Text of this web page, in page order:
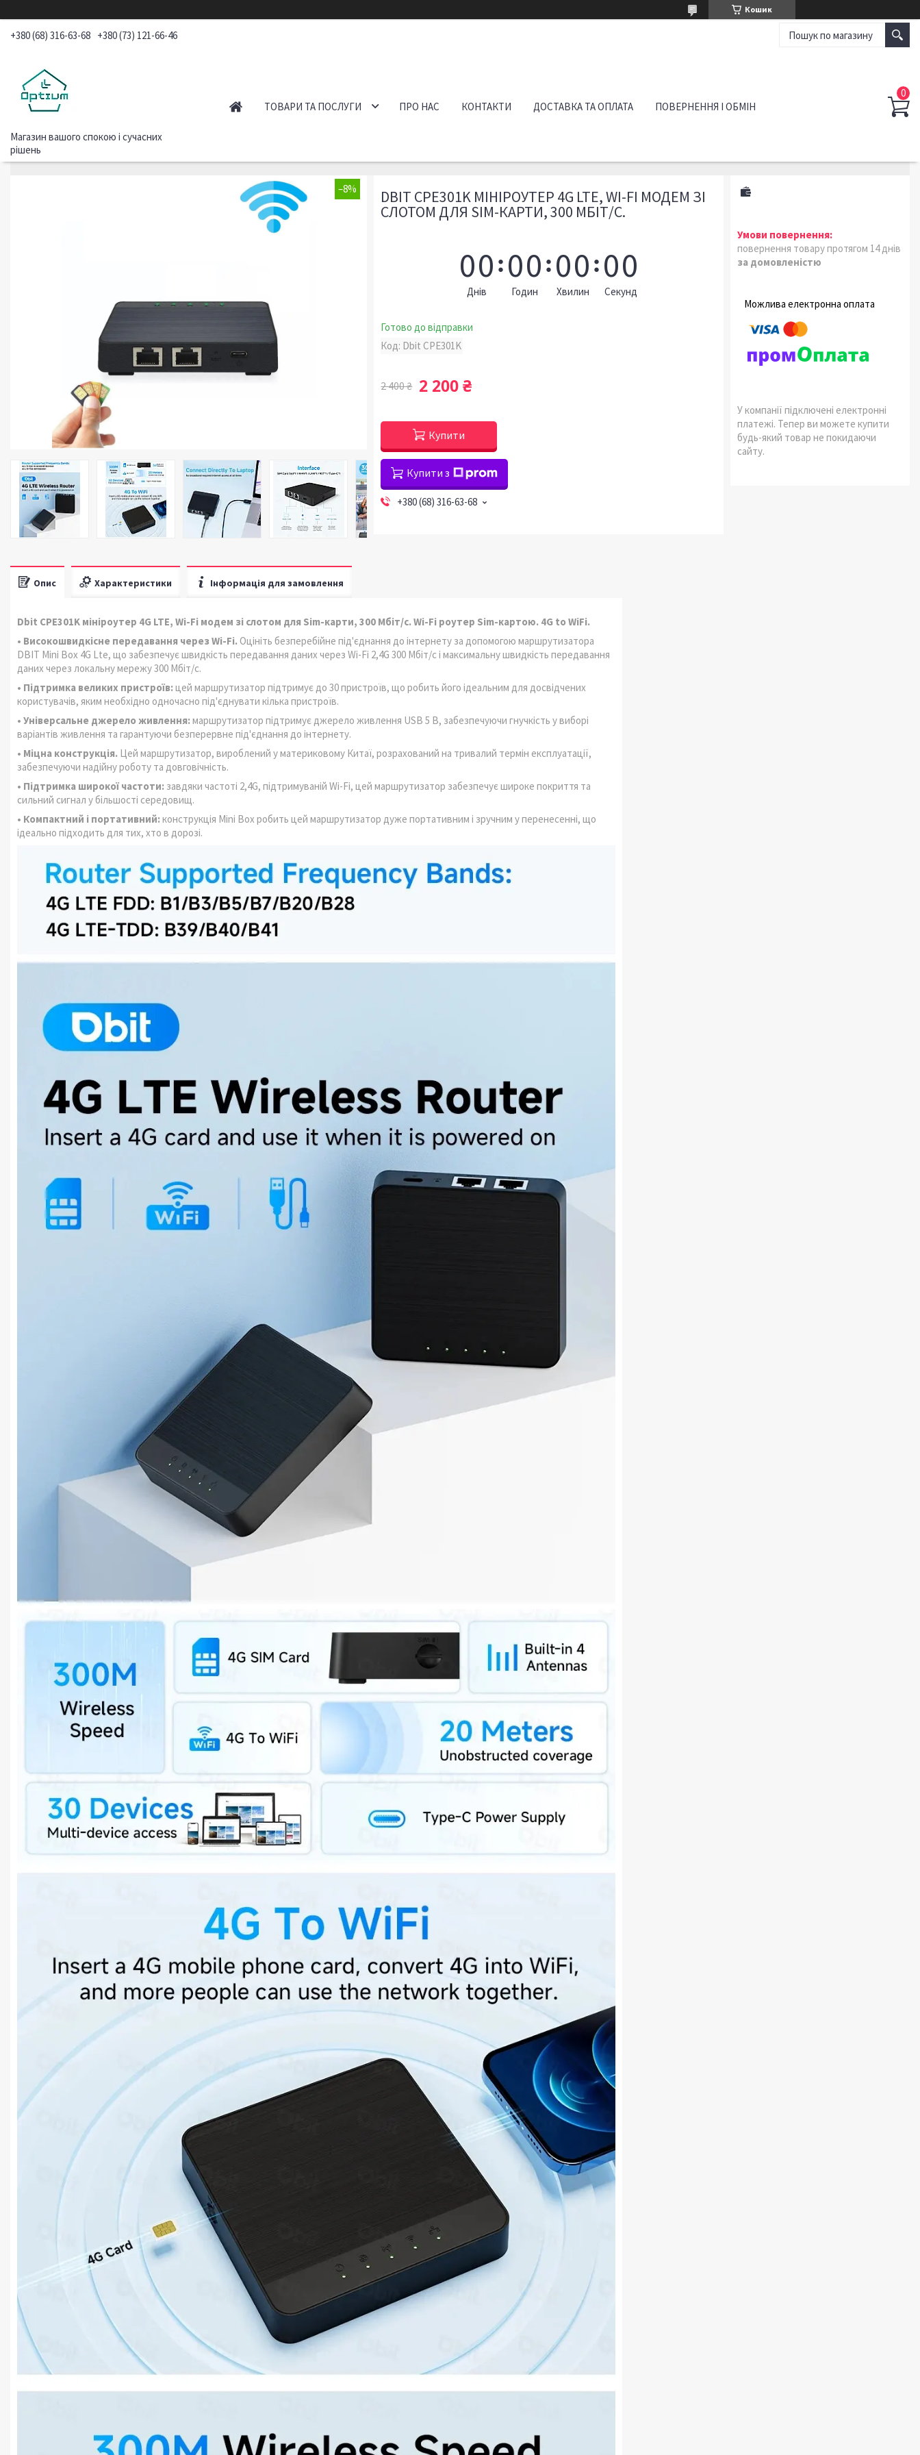
Кошик
+380 (68) 316-63-68 +380 (73) 121-66-46
Магазин вашого спокою і сучасних
рішень
ТОВАРИ ТА ПОСЛУГИ ПРО НАС КОНТАКТИ ДОСТАВКА ТА ОПЛАТА ПОВЕРНЕННЯ І ОБМІН
–8% DBIT CPE301K МІНІРОУТЕР 4G LTE, WI-FI МОДЕМ ЗІ
СЛОТОМ ДЛЯ SIM-КАРТИ, 300 МБІТ/С.
00
Днів
00
Годин
00
Хвилин
00
Секунд
Готово до відправки
Код: Dbit CPE301K
2 400 ₴ 2 200 ₴
Купити
Купити з
+380 (68) 316-63-68
повернення товару протягом 14 днів
за домовленістю
У компанії підключені електронні
платежі. Тепер ви можете купити
будь-який товар не покидаючи
сайту.
Опис Характеристики Інформація для замовлення
Dbit CPE301K мініроутер 4G LTE, Wi-Fi модем зі слотом для Sim-карти, 300 Мбіт/с. Wi-Fi роутер Sim-картою. 4G to WiFi.
• Високошвидкісне передавання через Wi-Fi. Оцініть безперебійне під'єднання до інтернету за допомогою маршрутизатора
DBIT Mini Box 4G Lte, що забезпечує швидкість передавання даних через Wi-Fi 2,4G 300 Мбіт/с і максимальну швидкість передавання
даних через локальну мережу 300 Мбіт/с.
• Підтримка великих пристроїв: цей маршрутизатор підтримує до 30 пристроїв, що робить його ідеальним для досвідчених
користувачів, яким необхідно одночасно під'єднувати кілька пристроїв.
• Універсальне джерело живлення: маршрутизатор підтримує джерело живлення USB 5 В, забезпечуючи гнучкість у виборі
варіантів живлення та гарантуючи безперервне під'єднання до інтернету.
• Міцна конструкція. Цей маршрутизатор, вироблений у материковому Китаї, розрахований на тривалий термін експлуатації,
забезпечуючи надійну роботу та довговічність.
• Підтримка широкої частоти: завдяки частоті 2,4G, підтримуваній Wi-Fi, цей маршрутизатор забезпечує широке покриття та
сильний сигнал у більшості середовищ.
• Компактний і портативний: конструкція Mini Box робить цей маршрутизатор дуже портативним і зручним у перенесенні, що
ідеально підходить для тих, хто в дорозі.